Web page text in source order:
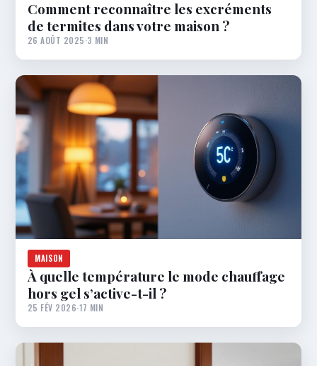
Comment reconnaître les excréments
de termites dans votre maison ?
26 AOÛT 2025·3 MIN
MAISON
À quelle température le mode chauffage
hors gel s’active-t-il ?
25 FÉV 2026·17 MIN